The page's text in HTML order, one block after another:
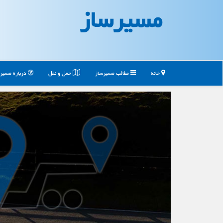
مسیرساز
خانه مطالب مسیرساز حمل و نقل درباره